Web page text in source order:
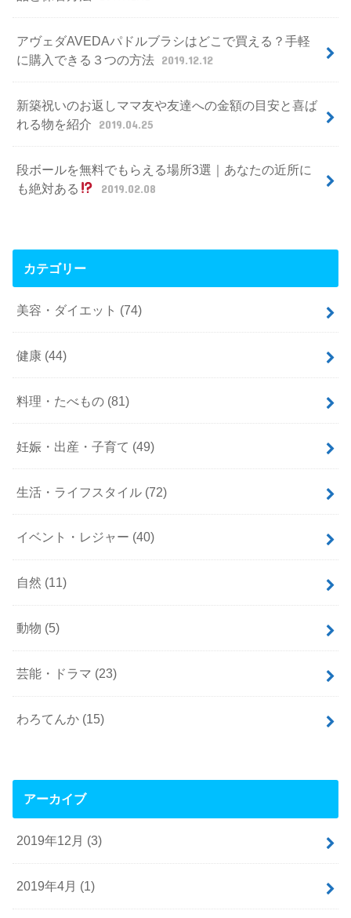
アヴェダAVEDAパドルブラシはどこで買える？手軽
に購入できる３つの方法 2019.12.12
新築祝いのお返しママ友や友達への金額の目安と喜ば
れる物を紹介
2019.04.25
段ボールを無料でもらえる場所3選｜あなたの近所に
も絶対ある
2019.02.08
カテゴリー
美容・ダイエット (74)
健康 (44)
料理・たべもの (81)
妊娠・出産・子育て (49)
生活・ライフスタイル (72)
イベント・レジャー (40)
自然 (11)
動物 (5)
芸能・ドラマ (23)
わろてんか (15)
アーカイブ
2019年12月 (3)
2019年4月 (1)